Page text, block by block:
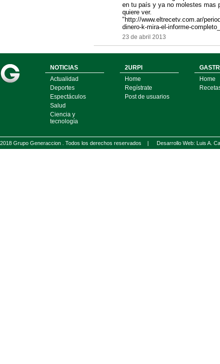
en tu país y ya no molestes mas
quiere ver.
"http://www.eltrecetv.com.ar/
dinero-k-mira-el-informe-
23 de abril 2013
NOTICIAS
Actualidad
Deportes
Espectáculos
Salud
Ciencia y
tecnología
2URPI
Home
Regístrate
Post de usuarios
Home
2018 Grupo Generaccion . Todos los derechos reservados | Desarrollo Web: Luis